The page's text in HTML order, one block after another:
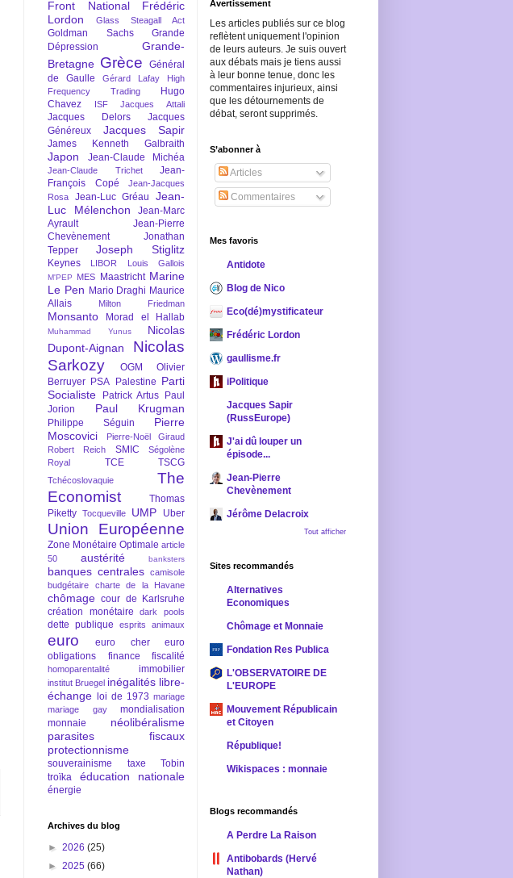
Front National
Frédéric
Lordon
Glass Steagall Act
Goldman Sachs
Grande
Dépression
Grande-
Bretagne Grèce
Général
de Gaulle
Gérard Lafay
High
Frequency Trading
Hugo
Chavez
ISF Jacques Attali
Jacques Delors
Jacques
Généreux
Jacques Sapir
James Kenneth Galbraith
Japon Jean-Claude Michéa
Jean-Claude Trichet
Jean-
François Copé
Jean-Jacques
Rosa
Jean-Luc Gréau
Jean-
Luc Mélenchon
Jean-Marc
Ayrault
Jean-Pierre
Chevènement
Jonathan
Tepper
Joseph Stiglitz
Keynes LIBOR Louis Gallois
M'PEP MES Maastricht Marine
Le Pen Mario Draghi Maurice
Allais
Milton Friedman
Monsanto Morad el Hallab
Muhammad Yunus
Nicolas
Dupont-Aignan
Nicolas
Sarkozy
OGM
Olivier
Berruyer PSA Palestine Parti
Socialiste
Patrick Artus
Paul
Jorion
Paul Krugman
Philippe Séguin
Pierre
Moscovici
Pierre-Noël Giraud
Robert Reich
SMIC
Ségolène
Royal
TCE TSCG
Tchécoslovaquie
The
Economist
Thomas
Piketty Tocqueville UMP Uber
Union Européenne
Zone Monétaire Optimale article
50
austérité banksters
banques centrales camisole
budgétaire
charte de la Havane
chômage cour de Karlsruhe
création monétaire
dark pools
dette publique esprits animaux
euro euro cher
euro
obligations
finance fiscalité
homoparentalité immobilier
institut Bruegel inégalités libre-
échange
loi de 1973 mariage
mariage gay
mondialisation
monnaie
néolibéralisme
parasites fiscaux
protectionnisme
souverainisme
taxe Tobin
troïka
éducation nationale
énergie
Archives du blog
► 2026 (25)
► 2025 (66)
Avertissement
Les articles publiés sur ce blog
reflètent uniquement l'opinion
de leurs auteurs. Je suis ouvert
aux débats mais je tiens aussi
à leur bonne tenue, donc les
commentaires injurieux, ainsi
que les détournements de
débat, seront supprimés.
S’abonner à
Articles
Commentaires
Mes favoris
Antidote
Blog de Nico
Eco(dé)mystificateur
Frédéric Lordon
gaullisme.fr
iPolitique
Jacques Sapir
(RussEurope)
J'ai dû louper un
épisode...
Jean-Pierre
Chevènement
Jérôme Delacroix
Tout afficher
Sites recommandés
Alternatives
Economiques
Chômage et Monnaie
Fondation Res Publica
L'OBSERVATOIRE DE
L'EUROPE
Mouvement Républicain
et Citoyen
République!
Wikispaces : monnaie
Blogs recommandés
A Perdre La Raison
Antibobards (Hervé
Nathan)